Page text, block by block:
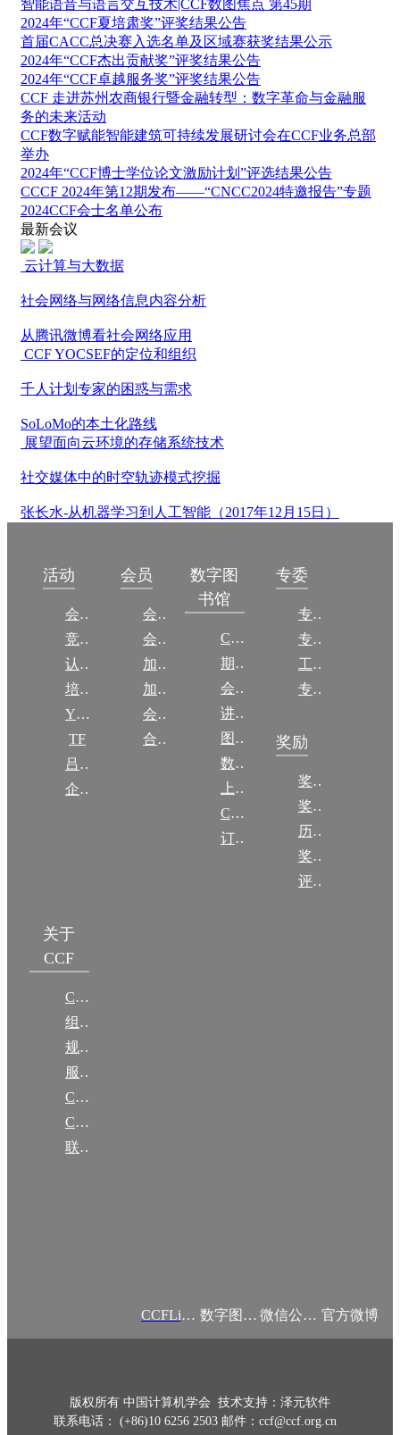
智能语音与语言交互技术|CCF数图焦点 第45期
2024年“CCF夏培肃奖”评奖结果公告
首届CACC总决赛入选名单及区域赛获奖结果公示
2024年“CCF杰出贡献奖”评奖结果公告
2024年“CCF卓越服务奖”评奖结果公告
CCF 走进苏州农商银行暨金融转型：数字革命与金融服
务的未来活动
CCF数字赋能智能建筑可持续发展研讨会在CCF业务总部
举办
2024年“CCF博士学位论文激励计划”评选结果公告
CCCF 2024年第12期发布——“CNCC2024特邀报告”专题
2024CCF会士名单公布
最新会议
云计算与大数据
社会网络与网络信息内容分析
从腾讯微博看社会网络应用
CCF YOCSEF的定位和组织
千人计划专家的困惑与需求
SoLoMo的本土化路线
展望面向云环境的存储系统技术
社交媒体中的时空轨迹模式挖掘
张长水-从机器学习到人工智能（2017年12月15日）
活动
会议
竞赛
认证
培训
YOCSEF
TF
吕梁振兴
企智会
会员
会员简介
会员权益
加入CCF
加入CCF
会员交费
合作伙伴
数字图
书馆
CCCF
期刊
会议
讲稿
图集
数图编审委员会
上传/发布作品
CCF DL Focus
订阅《计算》
专委
专委简介
专委条例
工作问答
专委名单
奖励
奖励动态
奖励目录
历年获奖名单
奖项推荐
评奖条例
关于
CCF
CCF简介
组织机构
规章
服务项目
CCF大事记
CCF创建60周年
联系我们
CCFLink APP 数字图书馆 微信公众号 官方微博
版权所有 中国计算机学会 技术支持：泽元软件
联系电话： (+86)10 6256 2503 邮件：ccf@ccf.org.cn